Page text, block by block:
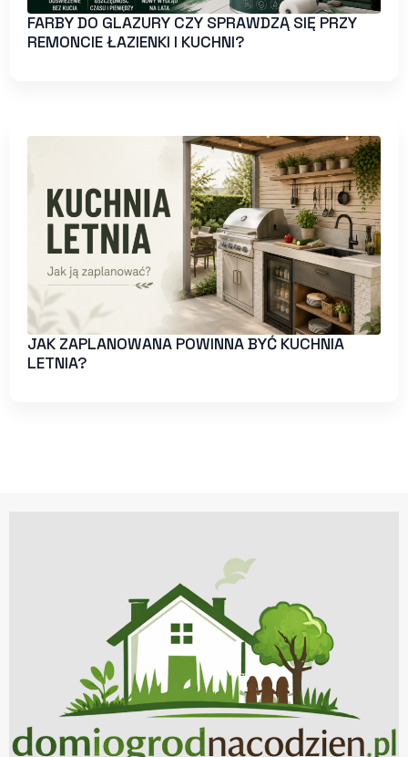
FARBY DO GLAZURY CZY SPRAWDZĄ SIĘ PRZY
REMONCIE ŁAZIENKI I KUCHNI?
JAK ZAPLANOWANA POWINNA BYĆ KUCHNIA
LETNIA?